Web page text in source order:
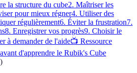
la structure du cube2. Maîtriser les
pour mieux régner4. Utiliser des
régulièrement6. Éviter la frustration7.
8. Enregistrer vos progrès9. Choisir le
à demander de l'aide📺 Ressource
d'apprendre le Rubik's Cube
)